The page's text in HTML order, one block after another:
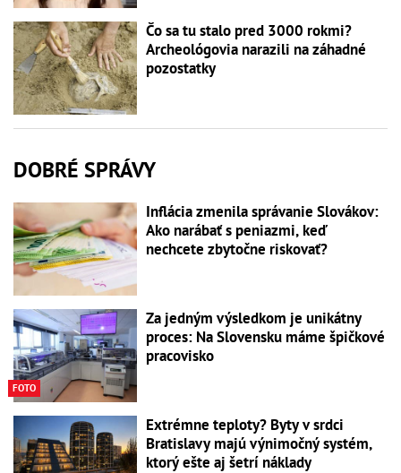
Čo sa tu stalo pred 3000 rokmi?
Archeológovia narazili na záhadné
pozostatky
DOBRÉ SPRÁVY
Inflácia zmenila správanie Slovákov:
Ako narábať s peniazmi, keď
nechcete zbytočne riskovať?
FOTO
Za jedným výsledkom je unikátny
proces: Na Slovensku máme špičkové
pracovisko
Extrémne teploty? Byty v srdci
Bratislavy majú výnimočný systém,
ktorý ešte aj šetrí náklady